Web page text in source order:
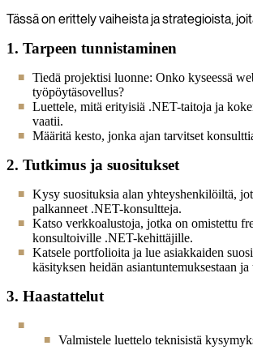
Tässä on erittely vaiheista ja strategioista,
1. Tarpeen tunnistaminen
Tiedä projektisi luonne: Onko kyseessä
työpöytäsovellus?
Luettele, mitä erityisiä .NET-taitoja ja
vaatii.
Määritä kesto, jonka ajan tarvitset
2. Tutkimus ja suositukset
Kysy suosituksia alan yhteyshenkilöiltä,
palkanneet .NET-konsultteja.
Katso verkkoalustoja, jotka on omistettu
konsultoiville .NET-kehittäjille.
Katsele portfolioita ja lue asiakkaiden
käsityksen heidän asiantuntemuksestaan
3. Haastattelut
Valmistele luettelo teknisistä